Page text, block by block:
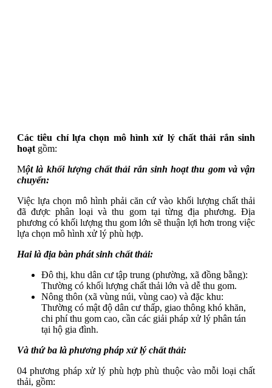
Các tiêu chí lựa chọn mô hình xử lý chất thải rắn sinh
hoạt gồm:
Một là khối lượng chất thải rắn sinh hoạt thu gom và vận
chuyển:
Việc lựa chọn mô hình phải căn cứ vào khối lượng chất thải
đã được phân loại và thu gom tại từng địa phương. Địa
phương có khối lượng thu gom lớn sẽ thuận lợi hơn trong việc
lựa chọn mô hình xử lý phù hợp.
Hai là địa bàn phát sinh chất thải:
Đô thị, khu dân cư tập trung (phường, xã đồng bằng):
Thường có khối lượng chất thải lớn và dễ thu gom.
Nông thôn (xã vùng núi, vùng cao) và đặc khu:
Thường có mật độ dân cư thấp, giao thông khó khăn,
chi phí thu gom cao, cần các giải pháp xử lý phân tán
tại hộ gia đình.
Và thứ ba là phương pháp xử lý chất thải:
04 phương pháp xử lý phù hợp phù thuộc vào mỗi loại chất
thải, gồm: